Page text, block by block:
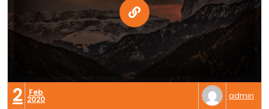
2 Feb
2020 admin